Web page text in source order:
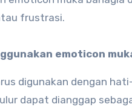
frustrasi.
emoticon
digunakan dengan
dapat dianggap